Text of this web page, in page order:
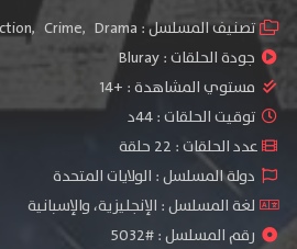
تصنيف المسلسل : , Crime, Drama
جودة الحلقات :Bluray
مستوي المشاهدة : +14
توقيت الحلقات : 44د
عدد الحلقات : 22 حلقة
دولة المسلسل : الولايات المتحدة
لغة المسلسل : الإنجليزية، والإسبانية
رقم المسلسل : #5032